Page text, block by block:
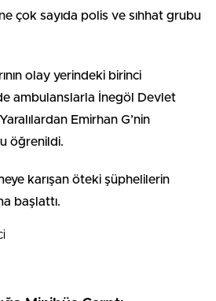
çok sayıda polis ve sıhhat grubu
olay yerindeki birinci
ambulanslarla İnegöl Devlet
Emirhan G’nin
öğrenildi.
karışan öteki şüphelilerin
başlattı.